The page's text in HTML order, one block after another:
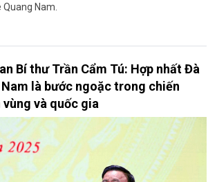
Nam.
Bí thư Trần Cẩm Tú: Hợp nhất Đà
là bước ngoặc trong chiến
và quốc gia